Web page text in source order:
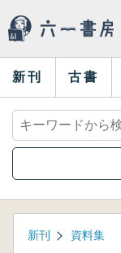
新刊 古書
新刊 資料集